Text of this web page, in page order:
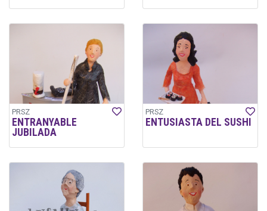
PRSZ
ENTRANYABLE
JUBILADA
PRSZ
ENTUSIASTA DEL SUSHI